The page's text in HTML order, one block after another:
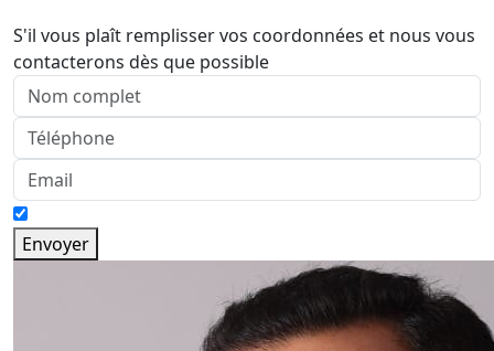
S'il vous plaît remplisser vos coordonnées et nous vous
contacterons dès que possible
Envoyer